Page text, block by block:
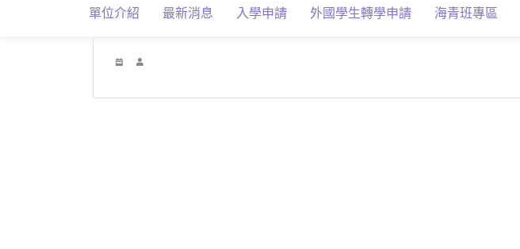
單位介紹 最新消息 入學申請 外國學生轉學申請 海青班專區